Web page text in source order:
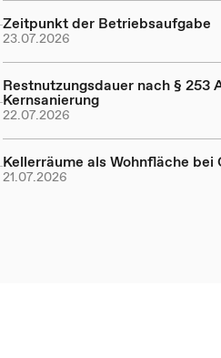
Zeitpunkt der Betriebsaufgabe
23.07.2026
Restnutzungsdauer nach § 253
Kernsanierung
22.07.2026
Kellerräume als Wohnfläche
21.07.2026